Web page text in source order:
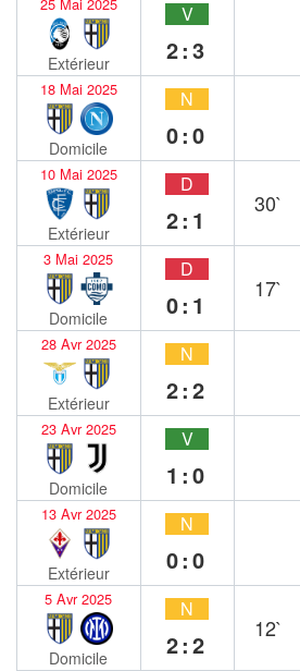
Extérieur
V
2:3
18 Mai 2025
Domicile
N
0:0
10 Mai 2025
Extérieur
D
2:1
30`
3 Mai 2025
Domicile
D
0:1
17`
28 Avr 2025
Extérieur
N
2:2
23 Avr 2025
Domicile
V
1:0
13 Avr 2025
Extérieur
N
0:0
5 Avr 2025
Domicile
N
2:2
12`